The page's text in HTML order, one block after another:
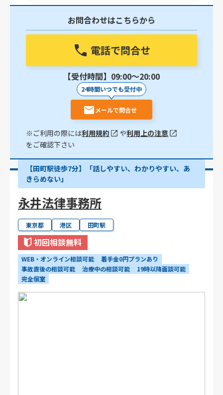
お問合わせはこちらから
電話で問合せ
【受付時間】09:00〜20:00
24時間いつでも受付中
メールで問合せ
※ご利用の際には利用規約 や利用上の注意
をご確認下さい
【田町駅徒歩7分】「話しやすい、わかりやすい、あ
きらめない」
永井法律事務所
東京都 港区 田町駅
初回相談無料
WEB・オンライン相談可能
着手金0円プランあり
事故直後の相談可能
治療中の相談可能
19時以降面談可能
完全個室